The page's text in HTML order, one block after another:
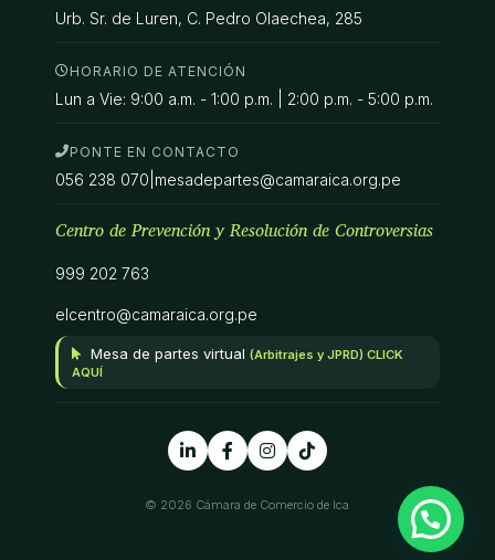
Urb. Sr. de Luren, C. Pedro Olaechea, 285
HORARIO DE ATENCIÓN
Lun a Vie: 9:00 a.m. - 1:00 p.m. | 2:00 p.m. - 5:00 p.m.
PONTE EN CONTACTO
056 238 070 mesadepartes@camaraica.org.pe
Centro de Prevención y Resolución de Controversias
999 202 763
elcentro@camaraica.org.pe
Mesa de partes virtual (Arbitrajes y JPRD) CLICK
AQUÍ
© 2026 Cámara de Comercio de Ica